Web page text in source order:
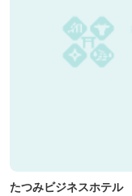
たつみビジネスホテル